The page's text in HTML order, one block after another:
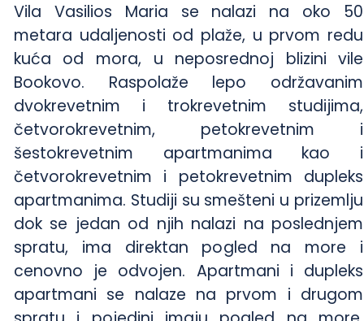
Vila Vasilios Maria se nalazi na oko 50
metara udaljenosti od plaže, u prvom redu
kuća od mora, u neposrednoj blizini vile
Bookovo. Raspolaže lepo održavanim
dvokrevetnim i trokrevetnim studijima,
četvorokrevetnim, petokrevetnim i
šestokrevetnim apartmanima kao i
četvorokrevetnim i petokrevetnim dupleks
apartmanima. Studiji su smešteni u prizemlju
dok se jedan od njih nalazi na poslednjem
spratu, ima direktan pogled na more i
cenovno je odvojen. Apartmani i dupleks
apartmani se nalaze na prvom i drugom